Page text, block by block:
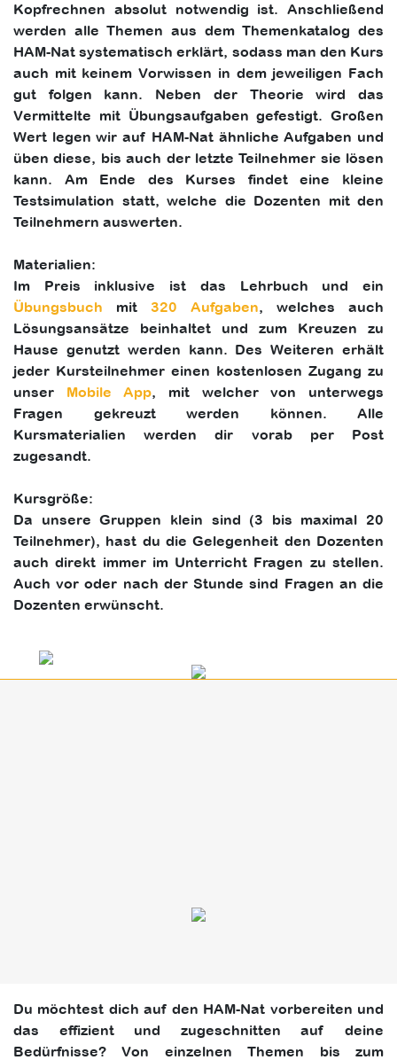
Kopfrechnen absolut notwendig ist. Anschließend
werden alle Themen aus dem Themenkatalog des
HAM-Nat systematisch erklärt, sodass man den Kurs
auch mit keinem Vorwissen in dem jeweiligen Fach
gut folgen kann. Neben der Theorie wird das
Vermittelte mit Übungsaufgaben gefestigt. Großen
Wert legen wir auf HAM-Nat ähnliche Aufgaben und
üben diese, bis auch der letzte Teilnehmer sie lösen
kann. Am Ende des Kurses findet eine kleine
Testsimulation statt, welche die Dozenten mit den
Teilnehmern auswerten.
Materialien:
Im Preis inklusive ist das Lehrbuch und ein
Übungsbuch mit 320 Aufgaben, welches auch
Lösungsansätze beinhaltet und zum Kreuzen zu
Hause genutzt werden kann. Des Weiteren erhält
jeder Kursteilnehmer einen kostenlosen Zugang zu
unser Mobile App, mit welcher von unterwegs
Fragen gekreuzt werden können. Alle
Kursmaterialien werden dir vorab per Post
zugesandt.
Kursgröße:
Da unsere Gruppen klein sind (3 bis maximal 20
Teilnehmer), hast du die Gelegenheit den Dozenten
auch direkt immer im Unterricht Fragen zu stellen.
Auch vor oder nach der Stunde sind Fragen an die
Dozenten erwünscht.
Du möchtest dich auf den HAM-Nat vorbereiten und
das effizient und zugeschnitten auf deine
Bedürfnisse? Von einzelnen Themen bis zum